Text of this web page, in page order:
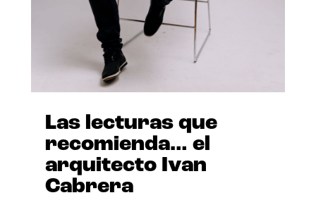
Las lecturas que
recomienda… el
arquitecto Ivan
Cabrera